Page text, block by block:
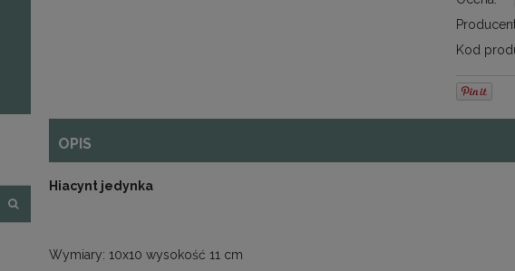
Kod
OPIS
Hiacynt jedynka
Wymiary: 10x10 wysokość 11 cm